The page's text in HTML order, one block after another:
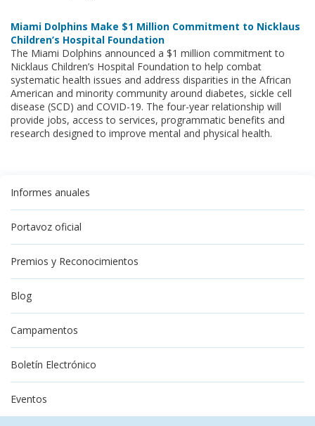
Miami Dolphins Make $1 Million Commitment to Nicklaus
Children’s Hospital Foundation
The Miami Dolphins announced a $1 million commitment to
Nicklaus Children’s Hospital Foundation to help combat
systematic health issues and address disparities in the African
American and minority community around diabetes, sickle cell
disease (SCD) and COVID-19. The four-year relationship will
provide jobs, access to services, programmatic benefits and
research designed to improve mental and physical health.
Informes anuales
Portavoz oficial
Premios y Reconocimientos
Blog
Campamentos
Boletín Electrónico
Eventos